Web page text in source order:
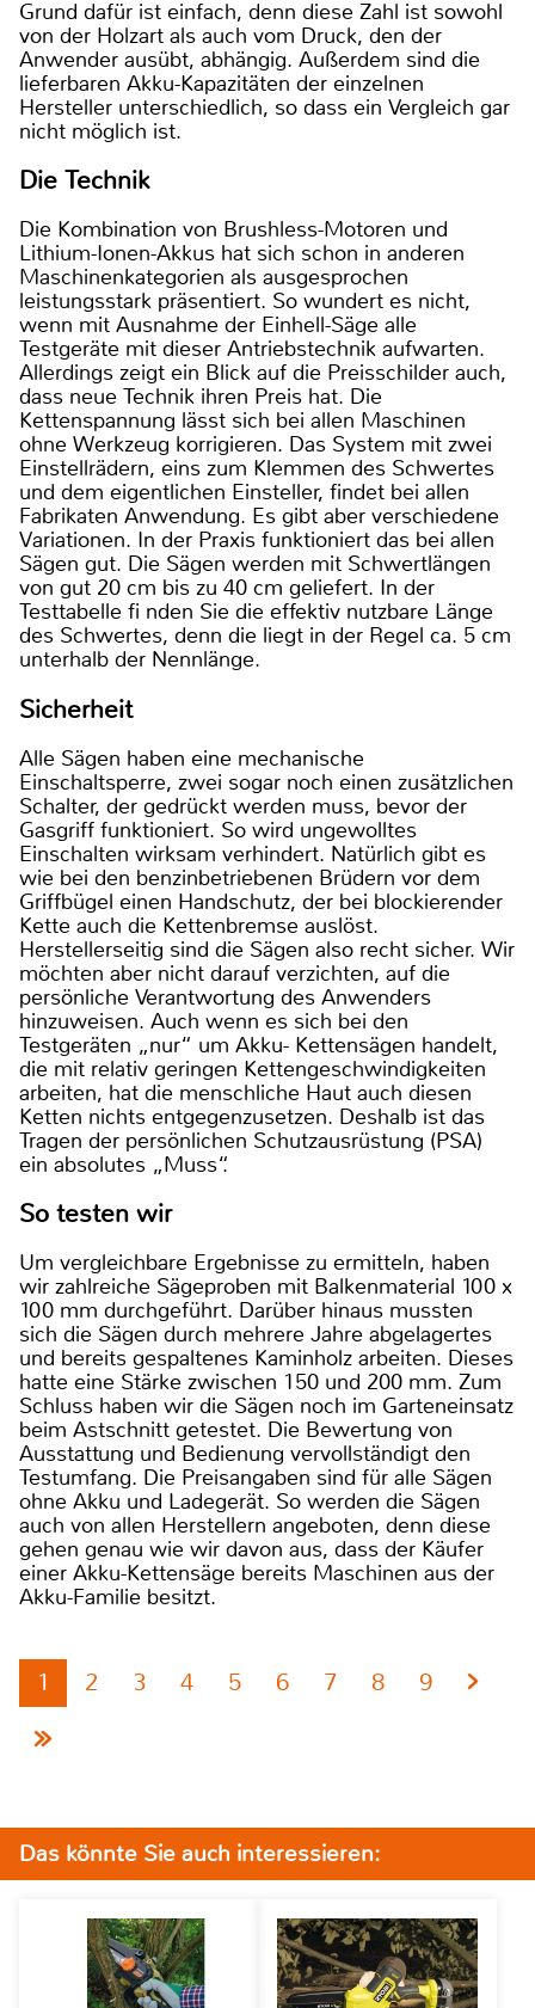
Grund dafür ist einfach, denn diese Zahl ist sowohl
von der Holzart als auch vom Druck, den der
Anwender ausübt, abhängig. Außerdem sind die
lieferbaren Akku-Kapazitäten der einzelnen
Hersteller unterschiedlich, so dass ein Vergleich gar
nicht möglich ist.
Die Technik
Die Kombination von Brushless-Motoren und
Lithium-Ionen-Akkus hat sich schon in anderen
Maschinenkategorien als ausgesprochen
leistungsstark präsentiert. So wundert es nicht,
wenn mit Ausnahme der Einhell-Säge alle
Testgeräte mit dieser Antriebstechnik aufwarten.
Allerdings zeigt ein Blick auf die Preisschilder auch,
dass neue Technik ihren Preis hat. Die
Kettenspannung lässt sich bei allen Maschinen
ohne Werkzeug korrigieren. Das System mit zwei
Einstellrädern, eins zum Klemmen des Schwertes
und dem eigentlichen Einsteller, findet bei allen
Fabrikaten Anwendung. Es gibt aber verschiedene
Variationen. In der Praxis funktioniert das bei allen
Sägen gut. Die Sägen werden mit Schwertlängen
von gut 20 cm bis zu 40 cm geliefert. In der
Testtabelle fi nden Sie die effektiv nutzbare Länge
des Schwertes, denn die liegt in der Regel ca. 5 cm
unterhalb der Nennlänge.
Sicherheit
Alle Sägen haben eine mechanische
Einschaltsperre, zwei sogar noch einen zusätzlichen
Schalter, der gedrückt werden muss, bevor der
Gasgriff funktioniert. So wird ungewolltes
Einschalten wirksam verhindert. Natürlich gibt es
wie bei den benzinbetriebenen Brüdern vor dem
Griffbügel einen Handschutz, der bei blockierender
Kette auch die Kettenbremse auslöst.
Herstellerseitig sind die Sägen also recht sicher. Wir
möchten aber nicht darauf verzichten, auf die
persönliche Verantwortung des Anwenders
hinzuweisen. Auch wenn es sich bei den
Testgeräten „nur“ um Akku- Kettensägen handelt,
die mit relativ geringen Kettengeschwindigkeiten
arbeiten, hat die menschliche Haut auch diesen
Ketten nichts entgegenzusetzen. Deshalb ist das
Tragen der persönlichen Schutzausrüstung (PSA)
ein absolutes „Muss“.
So testen wir
Um vergleichbare Ergebnisse zu ermitteln, haben
wir zahlreiche Sägeproben mit Balkenmaterial 100 x
100 mm durchgeführt. Darüber hinaus mussten
sich die Sägen durch mehrere Jahre abgelagertes
und bereits gespaltenes Kaminholz arbeiten. Dieses
hatte eine Stärke zwischen 150 und 200 mm. Zum
Schluss haben wir die Sägen noch im Garteneinsatz
beim Astschnitt getestet. Die Bewertung von
Ausstattung und Bedienung vervollständigt den
Testumfang. Die Preisangaben sind für alle Sägen
ohne Akku und Ladegerät. So werden die Sägen
auch von allen Herstellern angeboten, denn diese
gehen genau wie wir davon aus, dass der Käufer
einer Akku-Kettensäge bereits Maschinen aus der
Akku-Familie besitzt.
1 2 3 4 5 6 7 8 9
Das könnte Sie auch interessieren: